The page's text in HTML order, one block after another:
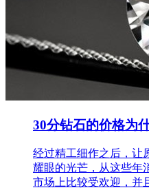
30分钻石的价格为
经过精工细作之后，让
耀眼的光芒，从这些年
市场上比较受欢迎，并